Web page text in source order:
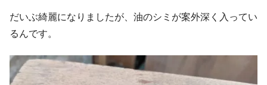
だいぶ綺麗になりましたが、油のシミが案外深く入ってい
るんです。